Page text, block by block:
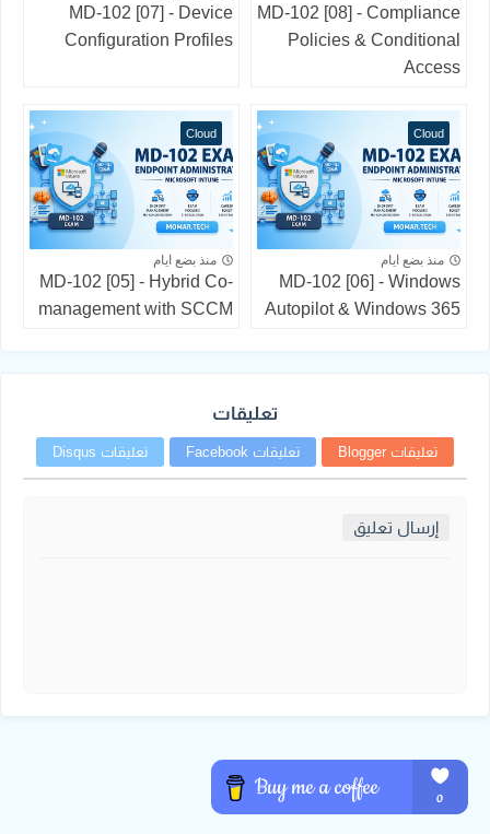
MD-102 [08] - Compliance
Policies & Conditional
Access
MD-102 [07] - Device
Configuration Profiles
Cloud
منذ بضع ايام
MD-102 [06] - Windows
Autopilot & Windows 365
Cloud
منذ بضع ايام
MD-102 [05] - Hybrid Co-
management with SCCM
تعليقات
تعليقات Blogger تعليقات Facebook تعليقات Disqus
إرسال تعليق